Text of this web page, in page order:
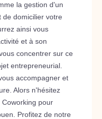
la gestion d'un
de domicilier votre
ainsi vous
et à son
concentrer sur ce
entrepreneurial.
accompagner et
Alors n'hésitez
pour
Profitez de notre